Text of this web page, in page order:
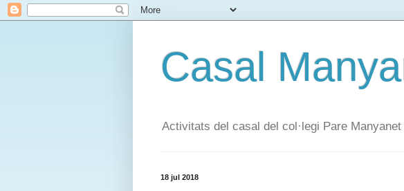
Casal
Activitats del casal del col·legi Pare Manyanet
18 jul 2018